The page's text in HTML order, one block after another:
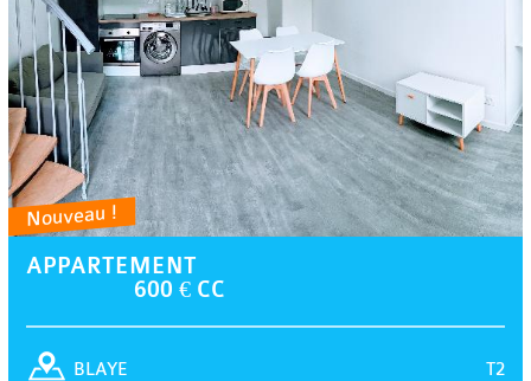
Nouveau !
APPARTEMENT
600 € CC
T2
BLAYE